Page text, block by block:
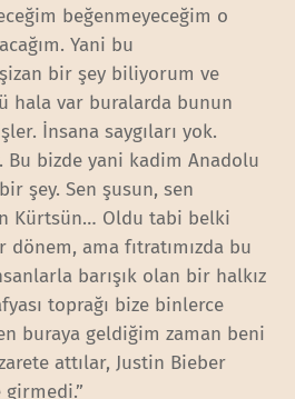
beğenmeyeceğim o
Yani bu
bir şey biliyorum ve
hala var buralarda bunun
İnsana saygıları yok.
Bu bizde yani kadim Anadolu
şey. Sen şusun, sen
Kürtsün… Oldu tabi belki
ama fıtratımızda bu
barışık olan bir halkız
toprağı bize binlerce
buraya geldiğim zaman beni
attılar, Justin Bieber